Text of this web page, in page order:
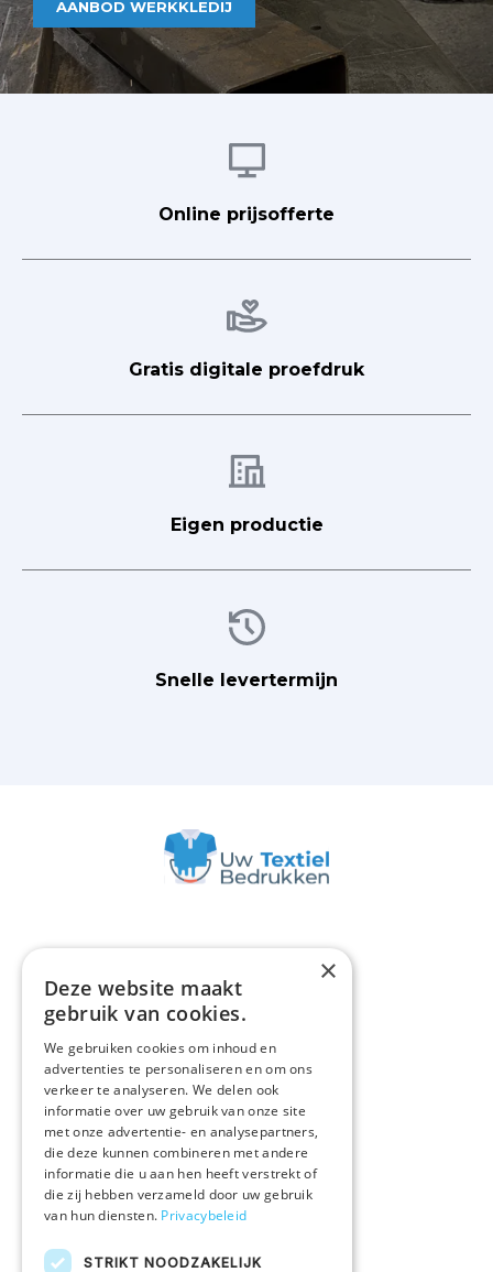
AANBOD WERKKLEDIJ
Online prijsofferte
Afbeelding
Gratis digitale proefdruk
Afbeelding
Eigen productie
Afbeelding
Snelle levertermijn
ASSORTIMENT
Promotiekleding
Onze merken
Alle producten
IN EEN NOTENDOP
×
Deze website maakt
gebruik van cookies.
We gebruiken cookies om inhoud en
advertenties te personaliseren en om ons
verkeer te analyseren. We delen ook
informatie over uw gebruik van onze site
met onze advertentie- en analysepartners,
die deze kunnen combineren met andere
informatie die u aan hen heeft verstrekt of
die zij hebben verzameld door uw gebruik
van hun diensten. Privacybeleid
STRIKT NOODZAKELIJK